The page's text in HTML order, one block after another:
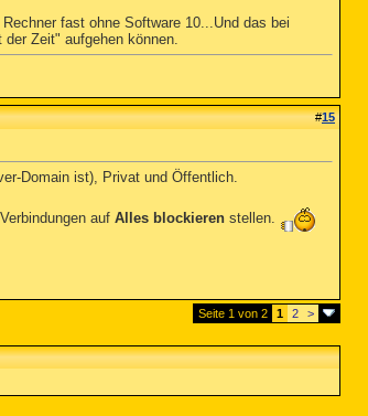
fast ohne Software 10...Und das bei
Zeit" aufgehen können.
#15
Domain ist), Privat und Öffentlich.
auf Alles blockieren stellen.
Seite 1 von 2 1 2 >